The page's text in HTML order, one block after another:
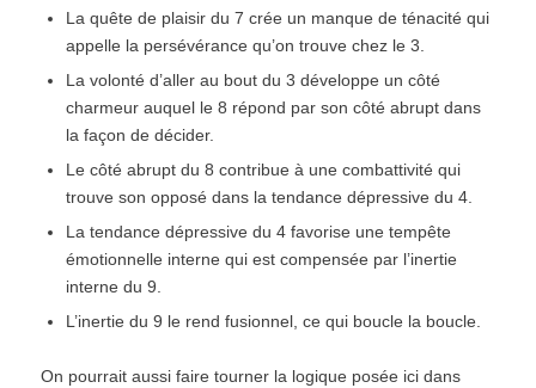
La quête de plaisir du 7 crée un manque de ténacité qui
appelle la persévérance qu’on trouve chez le 3.
La volonté d’aller au bout du 3 développe un côté
charmeur auquel le 8 répond par son côté abrupt dans
la façon de décider.
Le côté abrupt du 8 contribue à une combattivité qui
trouve son opposé dans la tendance dépressive du 4.
La tendance dépressive du 4 favorise une tempête
émotionnelle interne qui est compensée par l’inertie
interne du 9.
L’inertie du 9 le rend fusionnel, ce qui boucle la boucle.
On pourrait aussi faire tourner la logique posée ici dans